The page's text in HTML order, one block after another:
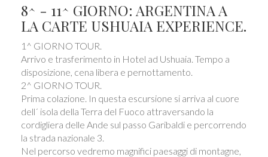
8^ - 11^ GIORNO: ARGENTINA A
LA CARTE USHUAIA EXPERIENCE.
1^ GIORNO TOUR.
Arrivo e trasferimento in Hotel ad Ushuaia. Tempo a
disposizione, cena libera e pernottamento.
2^ GIORNO TOUR.
Prima colazione. In questa escursione si arriva al cuore
dell´ isola della Terra del Fuoco attraversando la
cordigliera delle Ande sul passo Garibaldi e percorrendo
la strada nazionale 3.
Nel percorso vedremo magnifici paesaggi di montagne,